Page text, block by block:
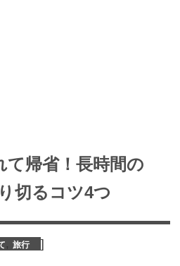
て帰省！長時間の
切るコツ4つ
,旅行 ]